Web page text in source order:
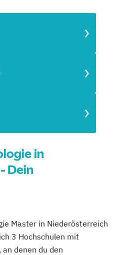
in
Dein
Master in Niederösterreich
3 Hochschulen mit
denen du den